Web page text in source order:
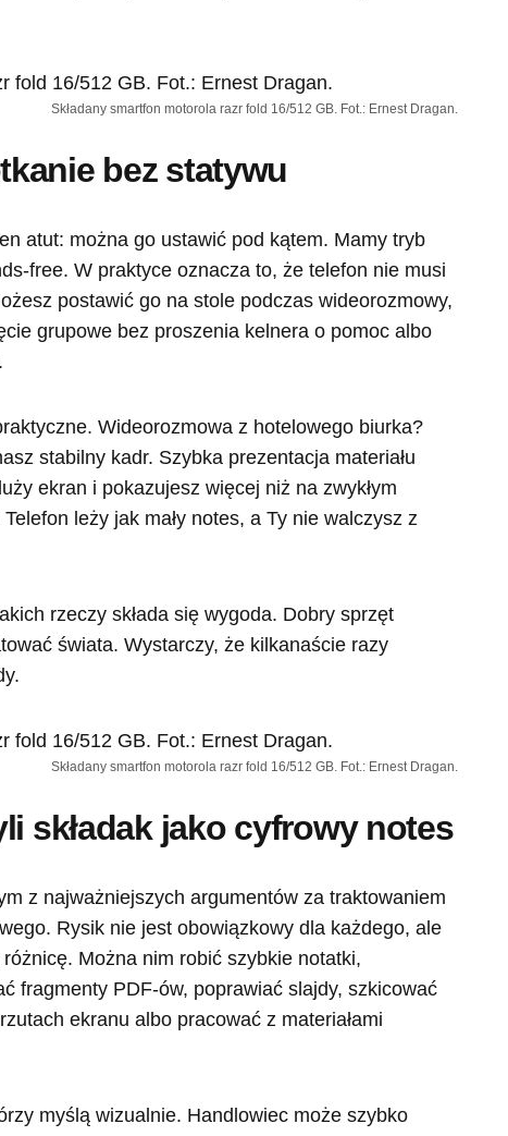
Składany smartfon motorola razr fold 16/512 GB. Fot.: Ernest Dragan.
bez statywu
atut: można go ustawić pod kątem. Mamy tryb
free. W praktyce oznacza to, że telefon nie musi
postawić go na stole podczas wideorozmowy,
grupowe bez proszenia kelnera o pomoc albo
Wideorozmowa z hotelowego biurka?
stabilny kadr. Szybka prezentacja materiału
ekran i pokazujesz więcej niż na zwykłym
leży jak mały notes, a Ty nie walczysz z
rzeczy składa się wygoda. Dobry sprzęt
świata. Wystarczy, że kilkanaście razy
Składany smartfon motorola razr fold 16/512 GB. Fot.: Ernest Dragan.
składak jako cyfrowy notes
z najważniejszych argumentów za traktowaniem
Rysik nie jest obowiązkowy dla każdego, ale
Można nim robić szybkie notatki,
fragmenty PDF-ów, poprawiać slajdy, szkicować
ekranu albo pracować z materiałami
myślą wizualnie. Handlowiec może szybko